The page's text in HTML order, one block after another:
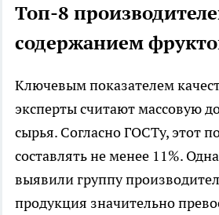
Топ-8
содержанием
Ключевым показателем
эксперты считают массовую
сырья. Согласно ГОСТу, этот
составлять не менее 11%.
выявили группу
продукция значительно